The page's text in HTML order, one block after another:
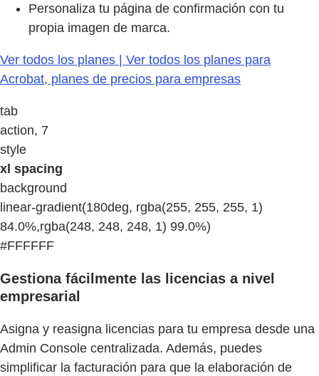
Personaliza tu página de confirmación con tu
propia imagen de marca.
Ver todos los planes | Ver todos los planes para
Acrobat, planes de precios para empresas
tab
action, 7
style
xl spacing
background
linear-gradient(180deg, rgba(255, 255, 255, 1)
84.0%,rgba(248, 248, 248, 1) 99.0%)
#FFFFFF
Gestiona fácilmente las licencias a nivel
empresarial
Asigna y reasigna licencias para tu empresa desde una
Admin Console centralizada. Además, puedes
simplificar la facturación para que la elaboración de